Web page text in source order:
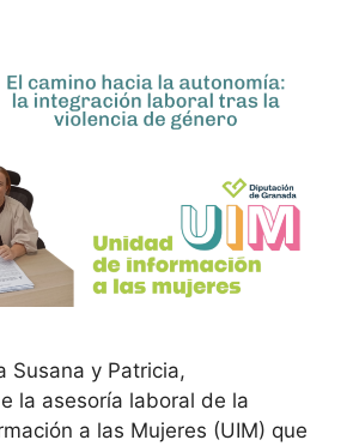
Susana y Patricia,
la asesoría laboral de la
a las Mujeres (UIM) que